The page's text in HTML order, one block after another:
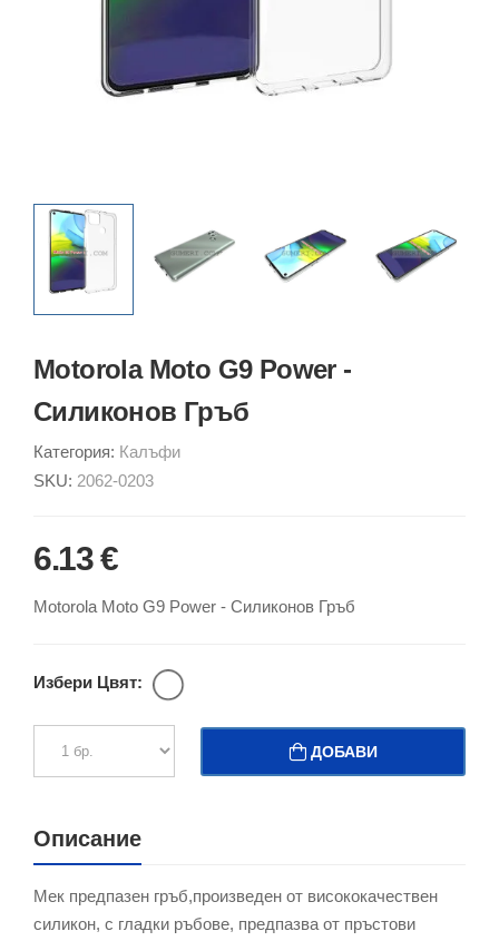
Motorola Moto G9 Power -
Силиконов Гръб
Категория: Калъфи
SKU: 2062-0203
6.13 €
Motorola Moto G9 Power - Силиконов Гръб
Избери Цвят:
ДОБАВИ
Описание
Мек предпазен гръб,произведен от висококачествен
силикон, с гладки ръбове, предпазва от пръстови